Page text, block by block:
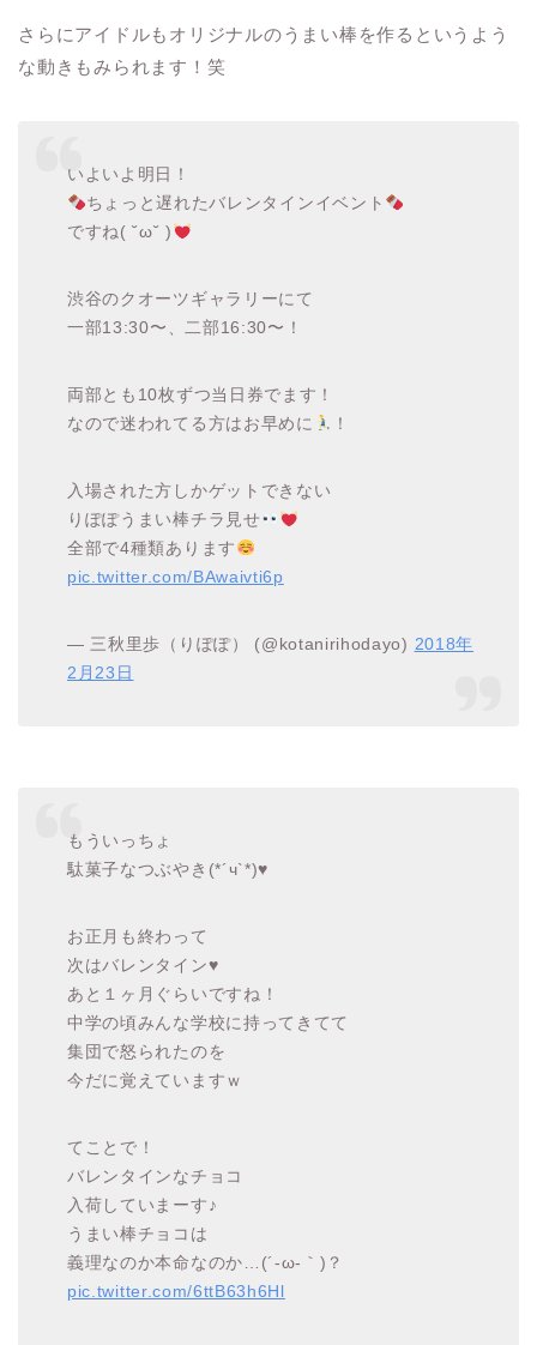
さらにアイドルもオリジナルのうまい棒を作るというよう
な動きもみられます！笑
いよいよ明日！
ちょっと遅れたバレンタインイベント
ですね( ˘ω˘ )
渋谷のクオーツギャラリーにて
一部13:30〜、二部16:30〜！
両部とも10枚ずつ当日券でます！
なので迷われてる方はお早めに
！
入場された方しかゲットできない
りぽぽうまい棒チラ見せ
全部で4種類あります
pic.twitter.com/BAwaivti6p
— 三秋里歩（りぽぽ） (@kotanirihodayo) 2018年
2月23日
もういっちょ
駄菓子なつぶやき(*´ч`*)♥
お正月も終わって
次はバレンタイン♥
あと１ヶ月ぐらいですね！
中学の頃みんな学校に持ってきてて
集団で怒られたのを
今だに覚えていますｗ
てことで！
バレンタインなチョコ
入荷していまーす♪
うまい棒チョコは
義理なのか本命なのか…(´-ω-｀)？
pic.twitter.com/6ttB63h6Hl